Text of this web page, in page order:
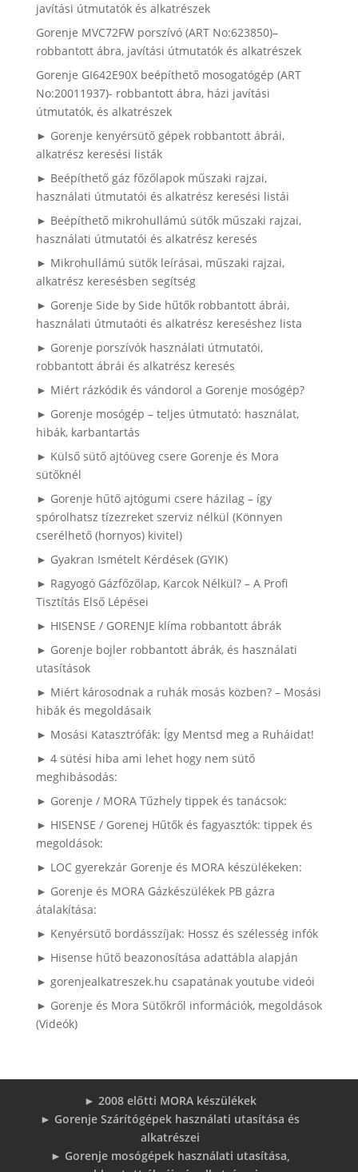
javítási útmutatók és alkatrészek
Gorenje MVC72FW porszívó (ART No:623850)–
robbantott ábra, javítási útmutatók és alkatrészek
Gorenje GI642E90X beépíthető mosogatógép (ART
No:20011937)- robbantott ábra, házi javítási
útmutatók, és alkatrészek
► Gorenje kenyérsütő gépek robbantott ábrái,
alkatrész keresési listák
► Beépíthető gáz főzőlapok műszaki rajzai,
használati útmutatói és alkatrész keresési listái
► Beépíthető mikrohullámú sütők műszaki rajzai,
használati útmutatói és alkatrész keresés
► Mikrohullámú sütők leírásai, műszaki rajzai,
alkatrész keresésben segítség
► Gorenje Side by Side hűtők robbantott ábrái,
használati útmutaóti és alkatrész kereséshez lista
► Gorenje porszívók használati útmutatói,
robbantott ábrái és alkatrész keresés
► Miért rázkódik és vándorol a Gorenje mosógép?
► Gorenje mosógép – teljes útmutató: használat,
hibák, karbantartás
► Külső sütő ajtóüveg csere Gorenje és Mora
sütőknél
► Gorenje hűtő ajtógumi csere házilag – így
spórolhatsz tízezreket szerviz nélkül (Könnyen
cserélhető (hornyos) kivitel)
► Gyakran Ismételt Kérdések (GYIK)
► Ragyogó Gázfőzőlap, Karcok Nélkül? – A Profi
Tisztítás Első Lépései
► HISENSE / GORENJE klíma robbantott ábrák
► Gorenje bojler robbantott ábrák, és használati
utasítások
► Miért károsodnak a ruhák mosás közben? – Mosási
hibák és megoldásaik
► Mosási Katasztrófák: Így Mentsd meg a Ruháidat!
► 4 sütési hiba ami lehet hogy nem sütő
meghibásodás:
► Gorenje / MORA Tűzhely tippek és tanácsok:
► HISENSE / Gorenej Hűtők és fagyasztók: tippek és
megoldások:
► LOC gyerekzár Gorenje és MORA készülékeken:
► Gorenje és MORA Gázkészülékek PB gázra
átalakítása:
► Kenyérsütő bordásszíjak: Hossz és szélesség infók
► Hisense hűtő beazonosítása adattábla alapján
► gorenjealkatreszek.hu csapatának youtube videói
► Gorenje és Mora Sütőkről információk, megoldások
(Videók)
► 2008 előtti MORA készülékek
► Gorenje Szárítógépek használati utasítása és
alkatrészei
► Gorenje mosógépek használati utasítása,